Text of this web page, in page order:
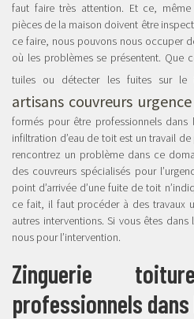
faut faire très attention. Et ce,
pièces de la maison doivent être
ce faire, nous pouvons nous occuper
où les problèmes se présentent. Que
tuiles ou détecter les fuites sur le
artisans couvreurs
formés pour être professionnels
infiltration d’eau de toit est un travail
rencontrez un problème dans ce
des couvreurs spécialisés pour
point d’arrivée d’une fuite de toit
ce fait, il faut procéder à des travaux
autres interventions. Si vous êtes
nous pour l’intervention.
Zinguerie
professionnels dans